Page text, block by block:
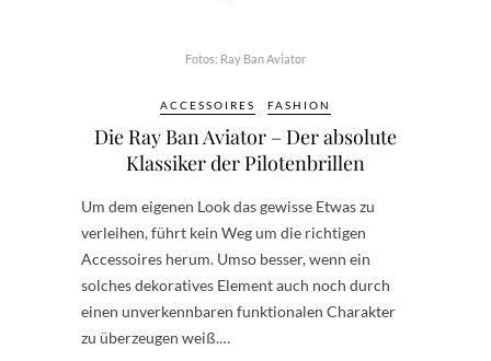
Fotos: Ray Ban Aviator
ACCESSOIRES FASHION
Die Ray Ban Aviator – Der absolute
Klassiker der Pilotenbrillen
Um dem eigenen Look das gewisse Etwas zu
verleihen, führt kein Weg um die richtigen
Accessoires herum. Umso besser, wenn ein
solches dekoratives Element auch noch durch
einen unverkennbaren funktionalen Charakter
zu überzeugen weiß.…